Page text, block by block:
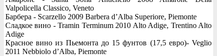
Valpolicella Classico, Veneto
Барбера - Scarzello 2009 Barbera d’Alba Superiore, Piemonte
Сладкое вино - Tramin Terminum 2010 Alto Adige, Trentino Alto
Adige
Красное вино из Пьемонта до 15 фунтов (17,5 евро)- Veglio
2011 Nebbiolo d’Alba, Piemonte